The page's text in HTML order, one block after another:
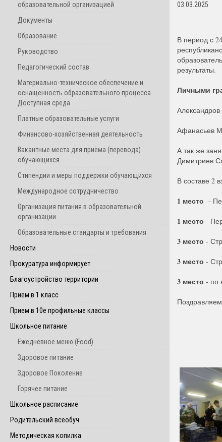
образовательной организацией
Документы
Образование
Руководство
Педагогический состав
Материально-техническое обеспечение и
оснащенность образовательного процесса.
Доступная среда
Платные образовательные услуги
Финансово-хозяйственная деятельность
Вакантные места для приёма (перевода)
обучающихся
Стипендии и меры поддержки обучающихся
Международное сотрудничество
Организация питания в образовательной
организации
Образовательные стандарты и требования
Новости
Прокуратура информирует
Благоустройство территории
Прием в 1 класс
Прием в 10е профильные классы
Школьное питание
Ежедневное меню (Food)
Здоровое питание
Здоровое Поколение
Горячее питание
Школьное расписание
Родительский всеобуч
Методическая копилка
03.03.2025
В период с
результаты.
Личными
Афанасьев
А так же
Димитриев
В составе 2
1 место -
1 место -
3 место -
3 место -
3 место - по